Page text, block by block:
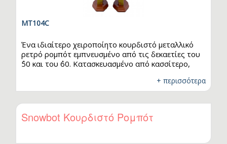
MT104C
Ένα ιδιαίτερο χειροποίητο κουρδιστό μεταλλικό
ρετρό ρομπότ εμπνευσμένο από τις δεκαετίες του
΄50 και του ΄60. Κατασκευασμένο από κασσίτερο,
γραφικά σχεδιασμένα με κάθε λεπτομέρεια, αγάπη
και μεράκι. Στην Ελλάδα ήταν δημοφιλή ως τσίγκινα
παιχνίδια. Αυτό το μοναδικό χειροποίητο
κουρδιστό ρομπότ έχει συλλεκτική αξία μιας και
έχουν παραχθεί 2000 τεμάχια που διατίθενται σε
ήρθε στην Ελλάδα γι’ αυτό και ο…
+ περισσότερα
Snowbot Κουρδιστό Ρομπότ